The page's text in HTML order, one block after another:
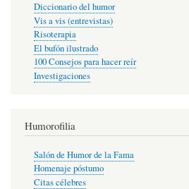
Diccionario del humor
Vis a vis (entrevistas)
Risoterapia
El bufón ilustrado
100 Consejos para hacer reír
Investigaciones
Humorofilia
Salón de Humor de la Fama
Homenaje póstumo
Citas célebres